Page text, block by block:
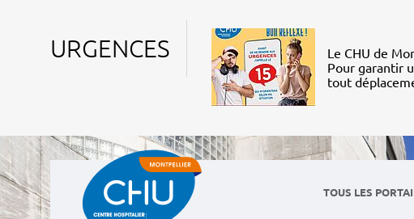
URGENCES
Le CHU de
Pour garantir
tout
TOUS LES